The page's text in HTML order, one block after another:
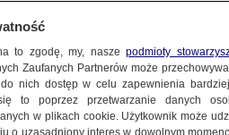
to zgodę, my, naszepodmioty
Zaufanych Partnerów może
nich dostęp w celu zapewnienia
to poprzez przetwarzanie danych
w plikach cookie. Użytkownik może
o uzasadniony interes w dowolnym